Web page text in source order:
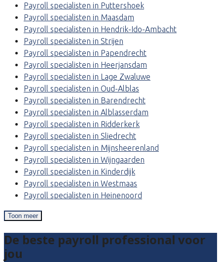
Payroll specialisten in Puttershoek
Payroll specialisten in Maasdam
Payroll specialisten in Hendrik-Ido-Ambacht
Payroll specialisten in Strijen
Payroll specialisten in Papendrecht
Payroll specialisten in Heerjansdam
Payroll specialisten in Lage Zwaluwe
Payroll specialisten in Oud-Alblas
Payroll specialisten in Barendrecht
Payroll specialisten in Alblasserdam
Payroll specialisten in Ridderkerk
Payroll specialisten in Sliedrecht
Payroll specialisten in Mijnsheerenland
Payroll specialisten in Wijngaarden
Payroll specialisten in Kinderdijk
Payroll specialisten in Westmaas
Payroll specialisten in Heinenoord
Toon meer
De beste payroll professional voor
jou